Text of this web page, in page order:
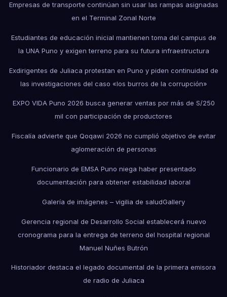
Empresas de transporte continúan sin usar las rampas asignadas
en el Terminal Zonal Norte
Estudiantes de educación inicial mantienen toma del campus de
la UNA Puno y exigen terreno para su futura infraestructura
Exdirigentes de Juliaca protestan en Puno y piden continuidad de
las investigaciones del caso «los burros de la corrupción»
EXPO VIDA Puno 2026 busca generar ventas por más de S/250
mil con participación de productores
Fiscalía advierte que Qoqawi 2026 no cumplió objetivo de evitar
aglomeración de personas
Funcionario de EMSA Puno niega haber presentado
documentación para obtener estabilidad laboral
Galería de imágenes – vigilia de saludGallery
Gerencia regional de Desarrollo Social establecerá nuevo
cronograma para la entrega de terreno del hospital regional
Manuel Nuñes Butrón
Historiador destaca el legado documental de la primera emisora
de radio de Juliaca